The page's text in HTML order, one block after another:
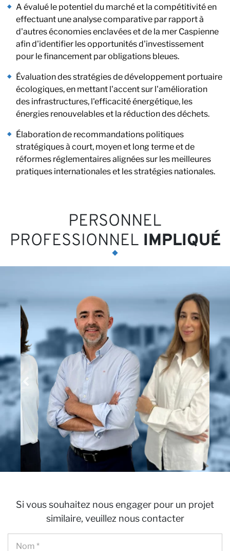
A évalué le potentiel du marché et la compétitivité en
effectuant une analyse comparative par rapport à
d'autres économies enclavées et de la mer Caspienne
afin d'identifier les opportunités d'investissement
pour le financement par obligations bleues.
Évaluation des stratégies de développement portuaire
écologiques, en mettant l'accent sur l'amélioration
des infrastructures, l'efficacité énergétique, les
énergies renouvelables et la réduction des déchets.
Élaboration de recommandations politiques
stratégiques à court, moyen et long terme et de
réformes réglementaires alignées sur les meilleures
pratiques internationales et les stratégies nationales.
PERSONNEL
PROFESSIONNEL IMPLIQUÉ
Si vous souhaitez nous engager pour un projet
similaire, veuillez nous contacter